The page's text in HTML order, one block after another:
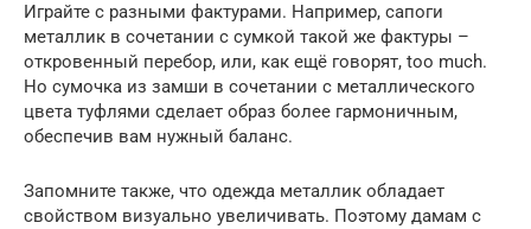
Играйте с разными фактурами. Например, сапоги
металлик в сочетании с сумкой такой же фактуры –
откровенный перебор, или, как ещё говорят, too much.
Но сумочка из замши в сочетании с металлического
цвета туфлями сделает образ более гармоничным,
обеспечив вам нужный баланс.
Запомните также, что одежда металлик обладает
свойством визуально увеличивать. Поэтому дамам с